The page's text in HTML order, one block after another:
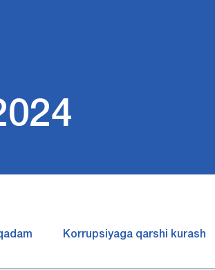
Korrupsiyaga qarshi kurash